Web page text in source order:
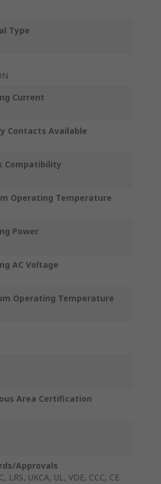
Type
Current
Contacts Available
Compatibility
Operating Temperature
Power
AC Voltage
Operating Temperature
Area Certification
Approvals
LRS, UKCA, UL, VDE, CCC, CE